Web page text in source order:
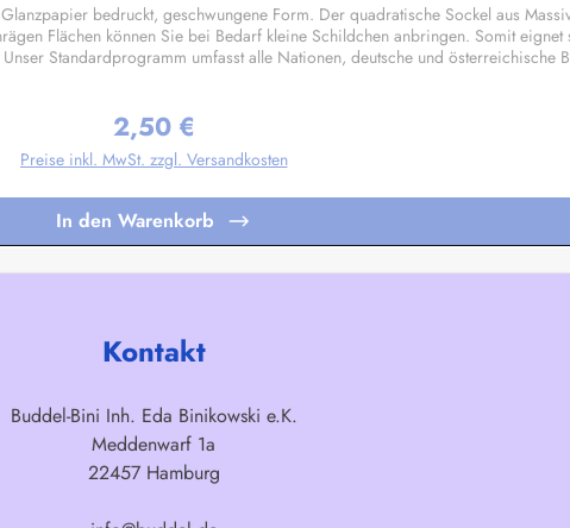
bedruckt, geschwungene Form. Der quadratische Sockel aus
Flächen können Sie bei Bedarf kleine Schildchen anbringen. Somit
Standardprogramm umfasst alle Nationen, deutsche und österreichische
Regulärer Preis:
2,50 €
Preise inkl. MwSt. zzgl. Versandkosten
In den Warenkorb
Kontakt
Buddel-Bini Inh. Eda Binikowski e.K.
Meddenwarf 1a
22457 Hamburg